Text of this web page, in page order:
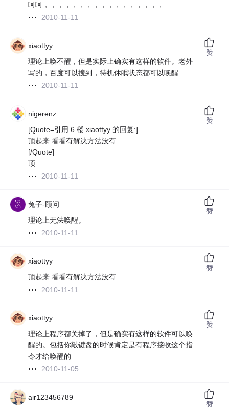
呵呵，，，，，，，，，，，，，，，，，
2010-11-11
xiaottyy
理论上唤不醒，但是实际上确实有这样的软件。老外
写的，百度可以搜到，待机休眠状态都可以唤醒
2010-11-11
赞
nigerenz
[Quote=引用 6 楼 xiaottyy 的回复:]
顶起来 看看有解决方法没有
[/Quote]
顶
2010-11-11
赞
兔子-顾问
理论上无法唤醒。
2010-11-11
赞
xiaottyy
顶起来 看看有解决方法没有
2010-11-11
赞
xiaottyy
理论上程序都关掉了，但是确实有这样的软件可以唤
醒的。包括你敲键盘的时候肯定是有程序接收这个指
令才给唤醒的
2010-11-05
赞
air123456789
赞